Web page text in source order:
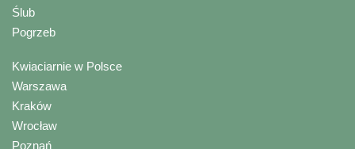
Ślub
Pogrzeb
Kwiaciarnie w Polsce
Warszawa
Kraków
Wrocław
Poznań